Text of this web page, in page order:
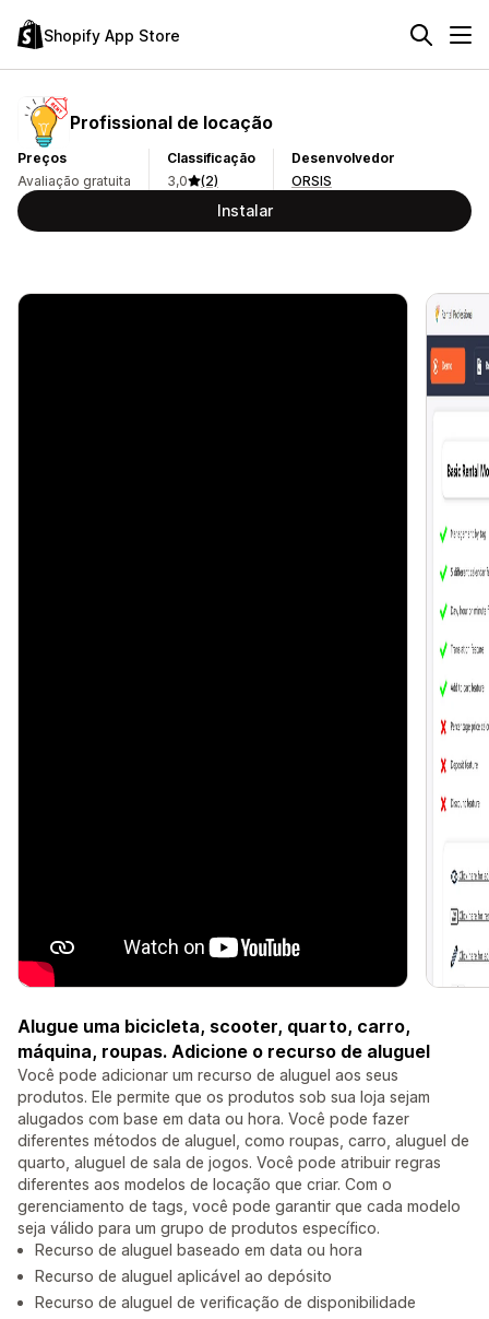
Shopify App Store
Profissional de locação
Preços
Avaliação gratuita
Classificação
3,0
(2)
Desenvolvedor
ORSIS
Instalar
Alugue uma bicicleta, scooter, quarto, carro,
máquina, roupas. Adicione o recurso de aluguel
Você pode adicionar um recurso de aluguel aos seus
produtos. Ele permite que os produtos sob sua loja sejam
alugados com base em data ou hora. Você pode fazer
diferentes métodos de aluguel, como roupas, carro, aluguel de
quarto, aluguel de sala de jogos. Você pode atribuir regras
diferentes aos modelos de locação que criar. Com o
gerenciamento de tags, você pode garantir que cada modelo
seja válido para um grupo de produtos específico.
Recurso de aluguel baseado em data ou hora
Recurso de aluguel aplicável ao depósito
Recurso de aluguel de verificação de disponibilidade